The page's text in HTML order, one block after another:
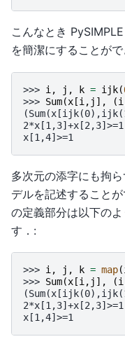
こんなとき
を簡潔にすることが
>>> i , j , k = ijk(
>>> Sum(x[i , j ], (i
2*x[1,3]+x[2,3]>=1
x[1,4]>=1
多次元の添字にも拘
デルを記述すること
の定義部分は以下の
す．:
>>> i , j , k = map(
>>> Sum(x [i , j ], (i
2*x[1,3]+x[2,3]>=1
x[1,4]>=1